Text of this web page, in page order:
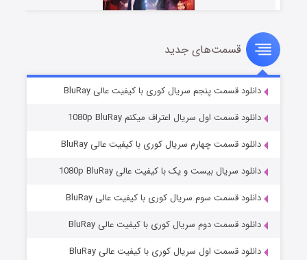
سریال زشت
قسمت۲ (زیرنویس) منتشر شد
مردگان متحرک: شهر مرده ۳
قسمت۲ (زیرنویس) منتشر شد
قسمت‌های جدید
دانلود قسمت پنجم سریال کوری با کیفیت عالی BluRay
دانلود قسمت اول سریال اعتراف میکنم 1080p BluRay
دانلود قسمت چهارم سریال کوری با کیفیت عالی BluRay
دانلود سریال بیست و یک با کیفیت عالی 1080p BluRay
دانلود قسمت سوم سریال کوری با کیفیت عالی BluRay
دانلود قسمت دوم سریال کوری با کیفیت عالی BluRay
دانلود قسمت اول سریال کوری با کیفیت عالی BluRay